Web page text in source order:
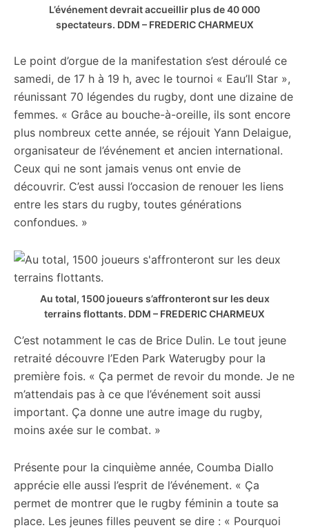
L’événement devrait accueillir plus de 40 000
spectateurs. DDM – FREDERIC CHARMEUX
Le point d’orgue de la manifestation s’est déroulé ce
samedi, de 17 h à 19 h, avec le tournoi « Eau’ll Star »,
réunissant 70 légendes du rugby, dont une dizaine de
femmes. « Grâce au bouche-à-oreille, ils sont encore
plus nombreux cette année, se réjouit Yann Delaigue,
organisateur de l’événement et ancien international.
Ceux qui ne sont jamais venus ont envie de
découvrir. C’est aussi l’occasion de renouer les liens
entre les stars du rugby, toutes générations
confondues. »
Au total, 1500 joueurs s’affronteront sur les deux
terrains flottants. DDM – FREDERIC CHARMEUX
C’est notamment le cas de Brice Dulin. Le tout jeune
retraité découvre l’Eden Park Waterugby pour la
première fois. « Ça permet de revoir du monde. Je ne
m’attendais pas à ce que l’événement soit aussi
important. Ça donne une autre image du rugby,
moins axée sur le combat. »
Présente pour la cinquième année, Coumba Diallo
apprécie elle aussi l’esprit de l’événement. « Ça
permet de montrer que le rugby féminin a toute sa
place. Les jeunes filles peuvent se dire : « Pourquoi